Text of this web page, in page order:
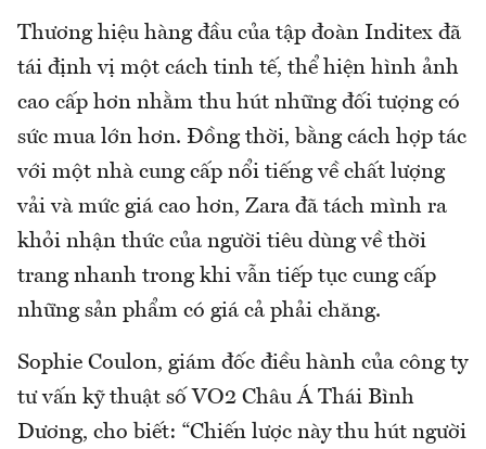
Thương hiệu hàng đầu của tập đoàn Inditex đã
tái định vị một cách tinh tế, thể hiện hình ảnh
cao cấp hơn nhằm thu hút những đối tượng có
sức mua lớn hơn. Đồng thời, bằng cách hợp tác
với một nhà cung cấp nổi tiếng về chất lượng
vải và mức giá cao hơn, Zara đã tách mình ra
khỏi nhận thức của người tiêu dùng về thời
trang nhanh trong khi vẫn tiếp tục cung cấp
những sản phẩm có giá cả phải chăng.
Sophie Coulon, giám đốc điều hành của công ty
tư vấn kỹ thuật số VO2 Châu Á Thái Bình
Dương, cho biết: “Chiến lược này thu hút người